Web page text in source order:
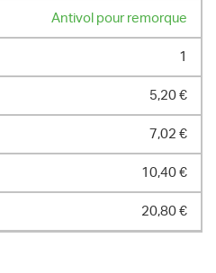
Antivol pour remorque
1
5,20 €
7,02 €
10,40 €
20,80 €